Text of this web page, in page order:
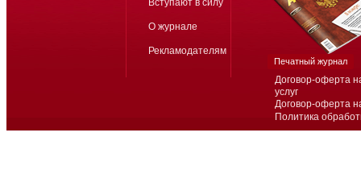
Договор-оферта
услуг
Договор-оферта
Политика
Вступают в силу
О журнале
Рекламодателям
Печатный журнал